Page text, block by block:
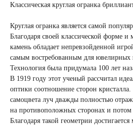
Классическая круглая огранка
Круглая огранка является самой
Благодаря своей классической форме и
камень обладает непревзойденной
самым востребованным для ювелирных
Технология была придумала 100 лет
В 1919 году этот ученый рассчитал
оптики соотношение сторон
самоцвета луч дважды полностью
на противоположных сторонах и потом
Благодаря такой геометрии